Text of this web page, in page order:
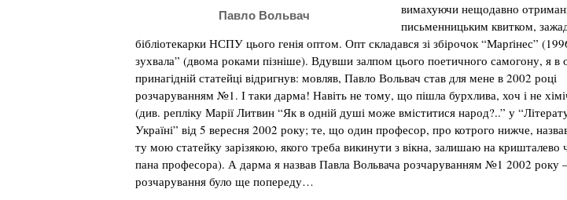
Павло Вольвач
вимахуючи нещодавно
письменницьким квитком,
бібліотекарки НСПУ цього генія оптом. Опт складався зі збірочок “Марґінес”
зухвала” (двома роками пізніше). Вдувши залпом цього поетичного самогону, я в
принагідній статейці відригнув: мовляв, Павло Вольвач став для мене в 2002 році
розчаруванням №1. І таки дарма! Навіть не тому, що пішла бурхлива, хоч і не
(див. репліку Марії Литвин “Як в одній душі може вміститися народ?..” у
Україні” від 5 вересня 2002 року; те, що один професор, про котрого нижче,
ту мою статейку зарізякою, якого треба викинути з вікна, залишаю на кришталево
пана професора). А дарма я назвав Павла Вольвача розчаруванням №1 2002 року
розчарування було ще попереду…